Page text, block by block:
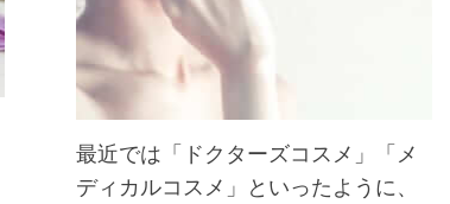
最近では「ドクターズコスメ」「メ
ディカルコスメ」といったように、